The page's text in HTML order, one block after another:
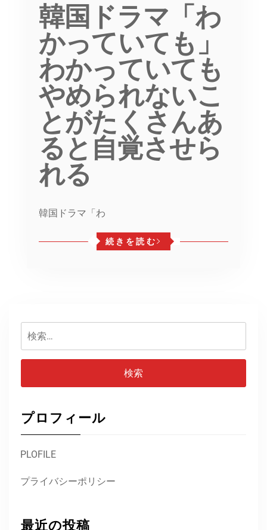
韓国ドラマ「わ
かっていても」
わかっていても
やめられないこ
とがたくさんあ
ると自覚させら
れる
韓国ドラマ「わ
続きを読む
検
索:
プロフィール
PLOFILE
プライバシーポリシー
最近の投稿